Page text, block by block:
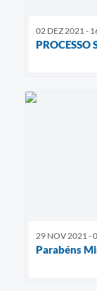
02 DEZ 2021 -
29 NOV 2021 -
Parabéns